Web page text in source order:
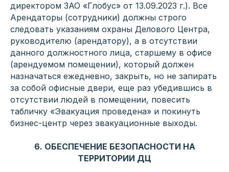
директором ЗАО «Глобус» от 13.09.2023 г.). Все
Арендаторы (сотрудники) должны строго
следовать указаниям охраны Делового Центра,
руководителю (арендатору), а в отсутствии
данного должностного лица, старшему в офисе
(арендуемом помещении), который должен
назначаться ежедневно, закрыть, но не запирать
за собой офисные двери, еще раз убедившись в
отсутствии людей в помещении, повесить
табличку «Эвакуация проведена» и покинуть
бизнес-центр через эвакуационные выходы.
6. ОБЕСПЕЧЕНИЕ БЕЗОПАСНОСТИ НА
ТЕРРИТОРИИ ДЦ